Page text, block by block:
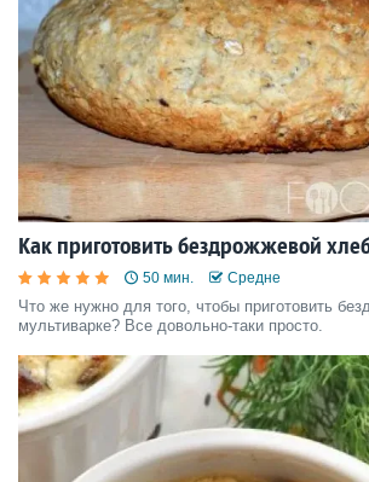
Как приготовить бездрожжевой
50 мин. Средне
Что же нужно для того, чтобы приготовить
мультиварке? Все довольно-таки просто.